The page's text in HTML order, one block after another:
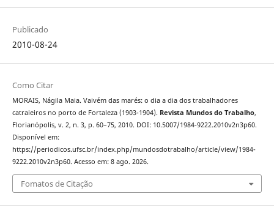
Publicado
2010-08-24
Como Citar
MORAIS, Nágila Maia. Vaivém das marés: o dia a dia dos trabalhadores
catraieiros no porto de Fortaleza (1903-1904). Revista Mundos do Trabalho,
Florianópolis, v. 2, n. 3, p. 60–75, 2010. DOI: 10.5007/1984-9222.2010v2n3p60.
Disponível em:
https://periodicos.ufsc.br/index.php/mundosdotrabalho/article/view/1984-
9222.2010v2n3p60. Acesso em: 8 ago. 2026.
Fomatos de Citação